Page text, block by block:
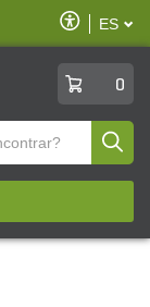
Habilitar
ES
0